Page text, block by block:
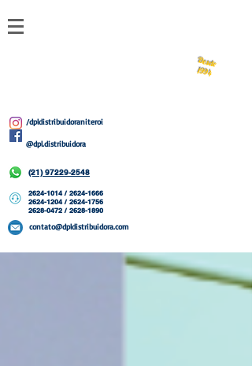
Desde
1994
/dpldistribuidoraniteroi
@dpl.distribuidora
(21) 97229-2548
2624-1014/ 2624-1666
2624-1204 / 2624-1756
2628-0472 / 2628-1890
contato@dpldistribuidora.com